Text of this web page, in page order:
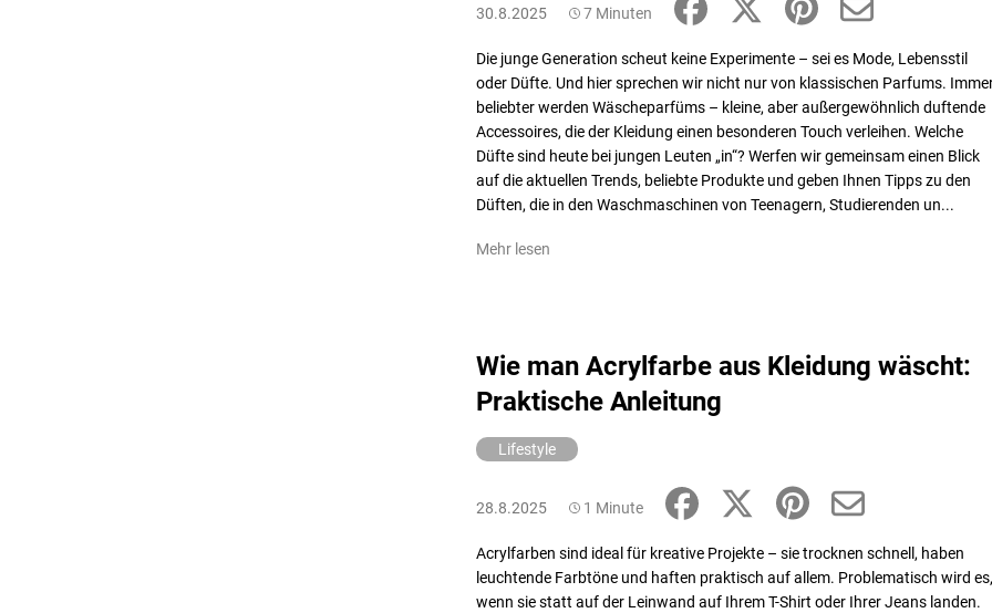
30.8.2025 7 Minuten
Die junge Generation scheut keine Experimente – sei es Mode, Lebensstil
oder Düfte. Und hier sprechen wir nicht nur von klassischen Parfums.
beliebter werden Wäscheparfüms – kleine, aber außergewöhnlich duftende
Accessoires, die der Kleidung einen besonderen Touch verleihen. Welche
Düfte sind heute bei jungen Leuten „in“? Werfen wir gemeinsam einen Blick
auf die aktuellen Trends, beliebte Produkte und geben Ihnen Tipps zu den
Düften, die in den Waschmaschinen von Teenagern, Studierenden un...
Mehr lesen
Wie man Acrylfarbe aus Kleidung wäscht:
Praktische Anleitung
Lifestyle
28.8.2025 1 Minute
Acrylfarben sind ideal für kreative Projekte – sie trocknen schnell, haben
leuchtende Farbtöne und haften praktisch auf allem. Problematisch wird es,
wenn sie statt auf der Leinwand auf Ihrem T-Shirt oder Ihrer Jeans landen.